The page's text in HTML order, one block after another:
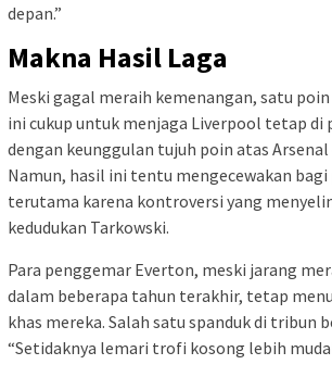
depan.”
Makna Hasil Laga
Meski gagal meraih kemenangan, satu
ini cukup untuk menjaga Liverpool tetap di
dengan keunggulan tujuh poin atas Arsenal
Namun, hasil ini tentu mengecewakan bagi
terutama karena kontroversi yang
kedudukan Tarkowski.
Para penggemar Everton, meski jarang
dalam beberapa tahun terakhir, tetap
khas mereka. Salah satu spanduk di tribun
“Setidaknya lemari trofi kosong lebih